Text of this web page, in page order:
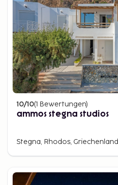
10/10(1 Bewertungen)
ammos stegna studios
Stegna, Rhodos, Griechenland